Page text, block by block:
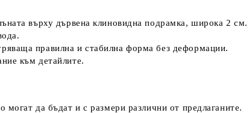
върху дървена клиновидна подрамка, широка 2 см.
правилна и стабилна форма без деформации.
към детайлите.
могат да бъдат и с размери различни от предлаганите.